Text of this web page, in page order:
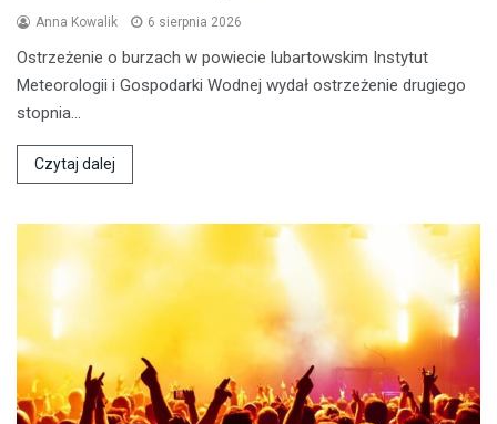
Anna Kowalik 6 sierpnia 2026
Ostrzeżenie o burzach w powiecie lubartowskim Instytut
Meteorologii i Gospodarki Wodnej wydał ostrzeżenie drugiego
stopnia…
Czytaj dalej